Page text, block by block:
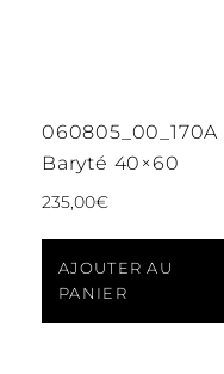
060805_00_170A
Baryté 40×60
235,00€
AJOUTER AU
PANIER